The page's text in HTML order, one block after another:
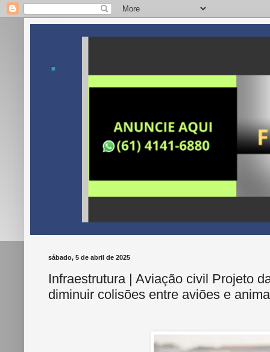
.
sábado, 5 de abril de 2025
Infraestrutura | Aviação civil Projeto
diminuir colisões entre aviões e